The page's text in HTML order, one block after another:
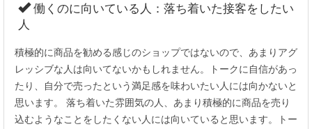
働くのに向いている人：落ち着いた接客をしたい
人
積極的に商品を勧める感じのショップではないので、あまりアグ
レッシブな人は向いてないかもしれません。トークに自信があっ
たり、自分で売ったという満足感を味わいたい人には向かないと
思います。 落ち着いた雰囲気の人、あまり積極的に商品を売り
込むようなことをしたくない人には向いていると思います。トー